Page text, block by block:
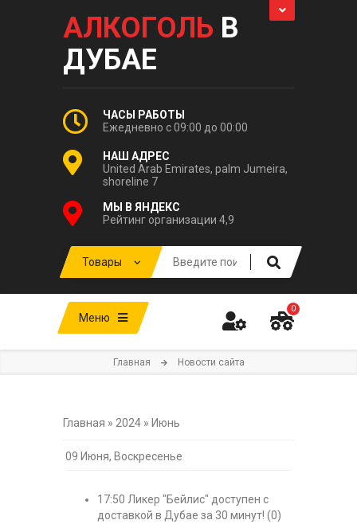
АЛКОГОЛЬ В
ДУБАЕ
ЧАСЫ РАБОТЫ
Ежедневно с 09:00 до 00:00
НАШ АДРЕС
United Arab Emirates, palm Jumeira,
shoreline 7
МЫ В ЯНДЕКС
Рейтинг организации 4,9
Меню
0
Главная Новости сайта
Главная » 2024 » Июнь
09 Июня, Воскресенье
17:50 Ликер "Бейлис" доступен с
доставкой в Дубае за 30 минут! (0)